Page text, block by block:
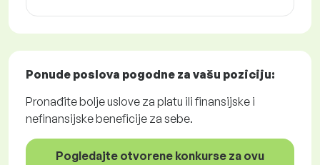
Ponude poslova pogodne za vašu poziciju:
Pronađite bolje uslove za platu ili finansijske i
nefinansijske beneficije za sebe.
Pogledajte otvorene konkurse za ovu